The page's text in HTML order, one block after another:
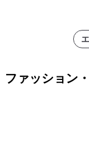
ファッション